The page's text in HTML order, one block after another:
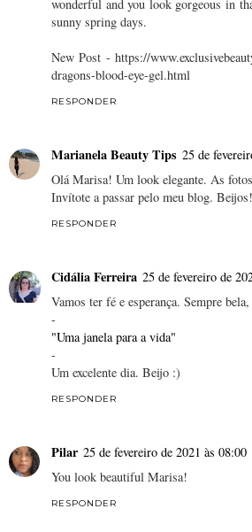
wonderful and you look gorgeous in
sunny spring days.
New Post - https://
dragons-blood-eye-gel.html
RESPONDER
Marianela Beauty Tips 25 de
Olá Marisa! Um look elegante. As
Invítote a passar pelo meu blog. Beijos!
RESPONDER
Cidália Ferreira 25 de fevereiro de
Vamos ter fé e esperança. Sempre
-
"Uma janela para a vida"
-
Um excelente dia. Beijo :)
RESPONDER
Pilar 25 de fevereiro de 2021 às 08:00
You look beautiful Marisa!
RESPONDER